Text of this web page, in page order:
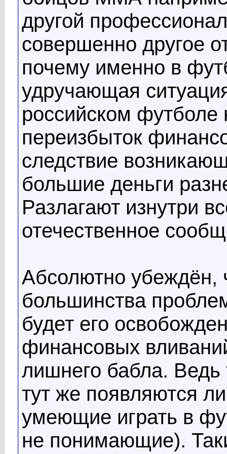
другой
совершенно другое
почему именно в
удручающая
российском
переизбыток
следствие
большие деньги
Разлагают изнутри
отечественное
Абсолютно убеждён,
большинства
будет его
финансовых
лишнего бабла. Ведь
тут же появляются
умеющие играть в
не понимающие).